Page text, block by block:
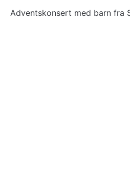
Adventskonsert med barn fra